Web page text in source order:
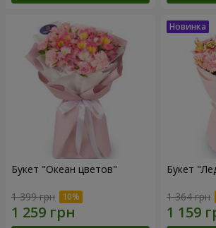
Букет "Океан цветов"
1 399 грн
Букет
1 364 грн